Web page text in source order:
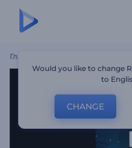
Главная Открытие
Would you like to change
to
CHANGE